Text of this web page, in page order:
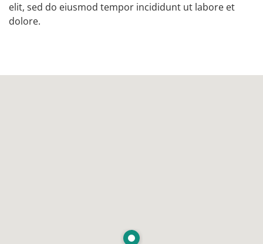
elit, sed do eiusmod tempor incididunt ut labore et
dolore.